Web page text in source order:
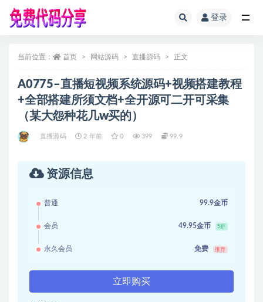
登录
当前位置： 首页 网站源码 直播源码 正文
A0775–直播短视频系统源码+视频搭建教程
+全部搭建所须文档+全开源可二开可采集
（某大怨种花几w买的）
直播源码 2 年前 0 399 99.9
资源信息
普通 99.9金币
会员 49.95金币 5折
永久会员 免费 推荐
立即购买